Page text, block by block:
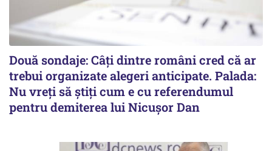
Două sondaje: Câți dintre români cred că ar
trebui organizate alegeri anticipate. Palada:
Nu vreți să știți cum e cu referendumul
pentru demiterea lui Nicușor Dan